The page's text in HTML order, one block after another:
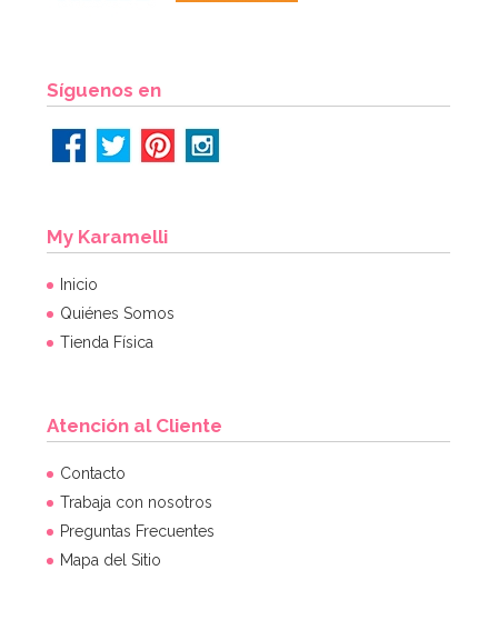
Síguenos en
My Karamelli
Inicio
Quiénes Somos
Tienda Física
Atención al Cliente
Contacto
Trabaja con nosotros
Preguntas Frecuentes
Mapa del Sitio